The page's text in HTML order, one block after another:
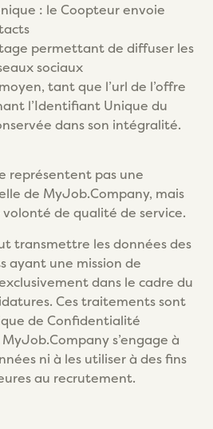
: le Coopteur envoie
permettant de diffuser les
sociaux
tant que l’url de l’offre
l’Identifiant Unique du
dans son intégralité.
représentent pas une
de MyJob.Company, mais
volonté de qualité de service.
transmettre les données des
ayant une mission de
dans le cadre du
Ces traitements sont
de Confidentialité
s’engage à
ni à les utiliser à des fins
au recrutement.